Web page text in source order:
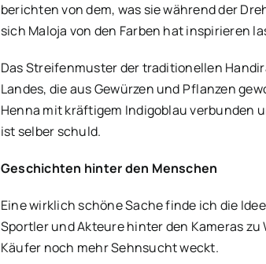
berichten von dem, was sie während der
sich Maloja von den Farben hat inspirieren
Das Streifenmuster der traditionellen
Landes, die aus Gewürzen und Pflanzen
Henna mit kräftigem Indigoblau verbunden
ist selber schuld.
Geschichten hinter den Menschen
Eine wirklich schöne Sache finde ich die
Sportler und Akteure hinter den Kameras
Käufer noch mehr Sehnsucht weckt.